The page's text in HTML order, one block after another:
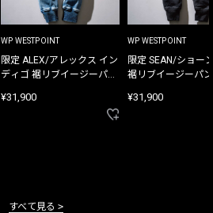
WP WESTPOINT
限定 ALEX/アレックス イン
ディゴ 裾リブイージーパン
¥31,900
WP WESTPOINT
限定 SEAN/ショー
裾リブイージーパ
¥31,900
すべて見る